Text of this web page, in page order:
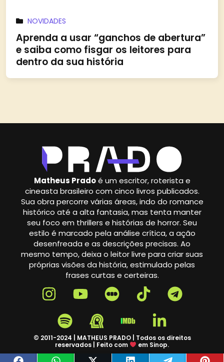
NOVIDADES
Aprenda a usar “ganchos de abertura”
e saiba como fisgar os leitores para
dentro da sua história
Matheus Pradoé um escritor, roterista e
cineasta brasileiro com cinco livros publicados.
Sua obra percorre várias áreas, indo do romance
histórico até a alta fantasia, mas tenta manter
seu foco em thrillers e histórias de horror. Seu
estilo é marcado pela análise crítica, a ação
desenfreada e as descrições precisas. Ao
mesmo tempo, deixa o leitor livre para criar suas
próprias visões da história, estimulado pelas
frases curtas e certeiras.
© 2011-2024 | MATHEUS PRADO | Todos os direitos
reservados | Feito com
em Sinop.